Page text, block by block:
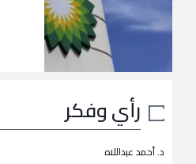
رأي وفكر
د. أحمد عبداللاه